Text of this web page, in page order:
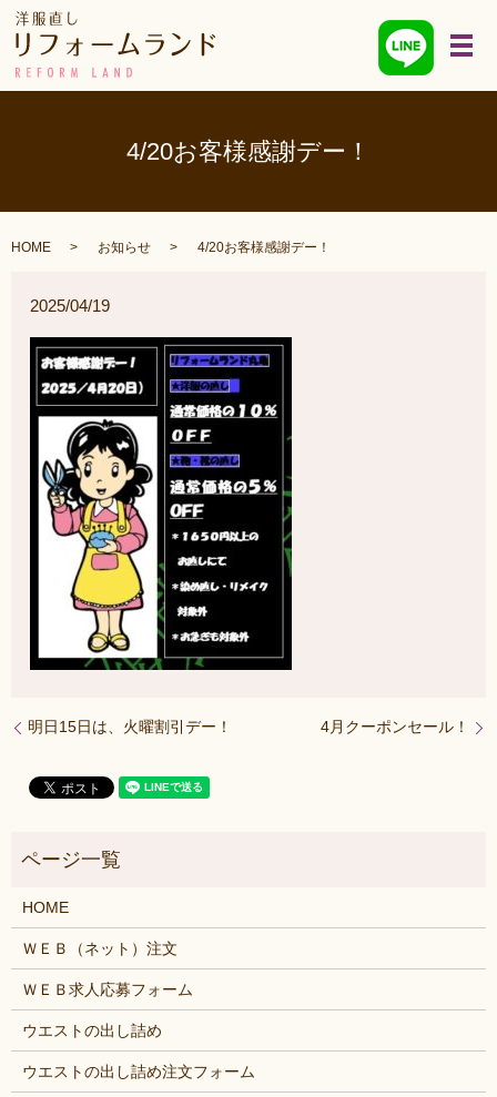
メ
4/20お客様感謝デー！
HOME お知らせ 4/20お客様感謝デー！
2025/04/19
明日15日は、火曜割引デー！ 4月クーポンセール！
HOME
ＷＥＢ（ネット）注文
ＷＥＢ求人応募フォーム
ウエストの出し詰め
ウエストの出し詰め注文フォーム